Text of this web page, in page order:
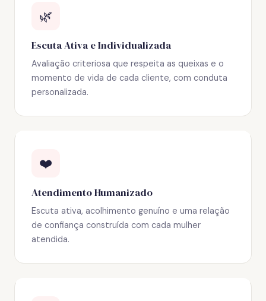
🌿
Escuta Ativa e Individualizada
Avaliação criteriosa que respeita as queixas e o
momento de vida de cada cliente, com conduta
personalizada.
❤️
Atendimento Humanizado
Escuta ativa, acolhimento genuíno e uma relação
de confiança construída com cada mulher
atendida.